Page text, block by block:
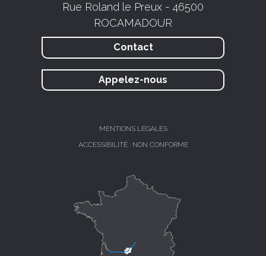
Rue Roland le Preux - 46500
ROCAMADOUR
Contact
Appelez-nous
MENTIONS LÉGALES
ACCESSIBILITÉ : NON CONFORME